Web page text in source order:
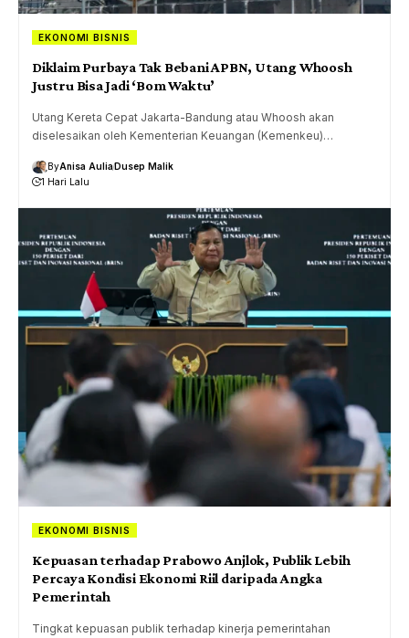
EKONOMI BISNIS
Diklaim Purbaya Tak Bebani APBN, Utang Whoosh
Justru Bisa Jadi ‘Bom Waktu’
Utang Kereta Cepat Jakarta-Bandung atau Whoosh akan
diselesaikan oleh Kementerian Keuangan (Kemenkeu)…
ByAnisa AuliaDusep Malik
1 Hari Lalu
EKONOMI BISNIS
Kepuasan terhadap Prabowo Anjlok, Publik Lebih
Percaya Kondisi Ekonomi Riil daripada Angka
Pemerintah
Tingkat kepuasan publik terhadap kinerja pemerintahan